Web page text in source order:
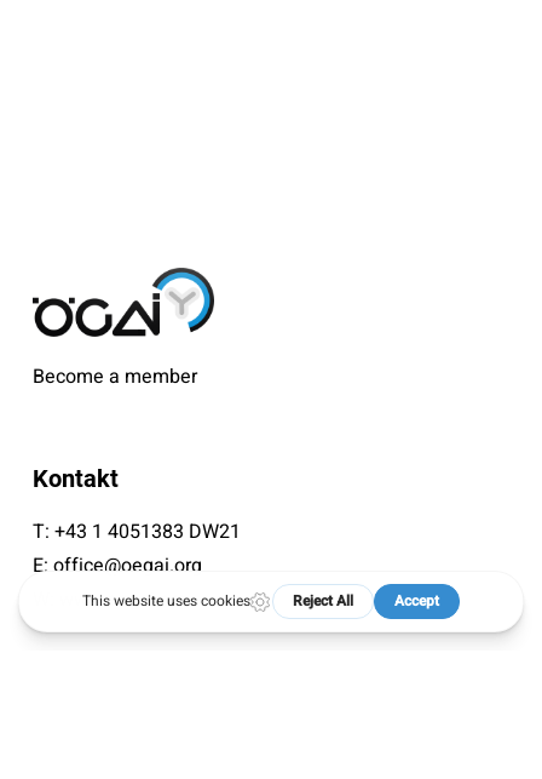
Become a member
Kontakt
T: +43 1 4051383 DW21
E: office@oegai.org
www.oegai.org